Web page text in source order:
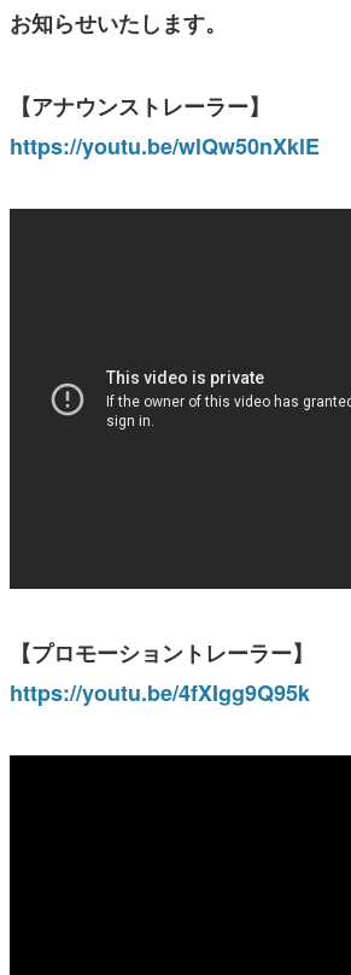
お知らせいたします。
【アナウンストレーラー】
https://youtu.be/wlQw50nXklE
【プロモーショントレーラー】
https://youtu.be/4fXIgg9Q95k